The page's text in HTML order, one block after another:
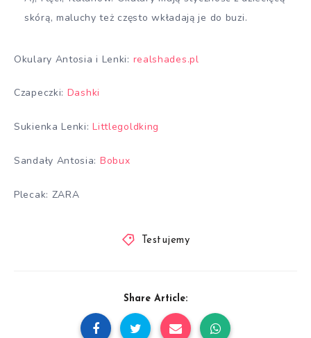
skórą, maluchy też często wkładają je do buzi.
Okulary Antosia i Lenki: realshades.pl
Czapeczki: Dashki
Sukienka Lenki:Littlegoldking
Sandały Antosia: Bobux
Plecak: ZARA
Testujemy
Share Article: